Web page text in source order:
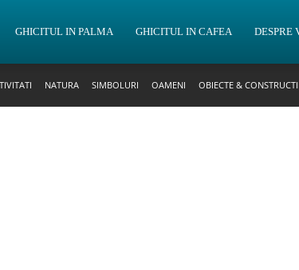
GHICITUL IN PALMA GHICITUL IN CAFEA DESPRE
NATURA SIMBOLURI OAMENI OBIECTE & CONSTRUCTII